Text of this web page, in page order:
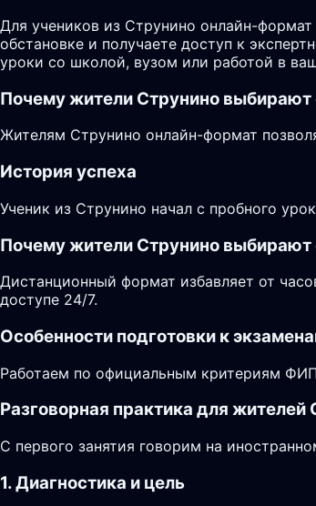
Для учеников из Струнино онлайн-
обстановке и получаете доступ к
уроки со школой, вузом или работой в
Почему жители Струнино выбирают
Жителям Струнино онлайн-формат
История успеха
Ученик из Струнино начал с пробного
Почему жители Струнино выбирают
Дистанционный формат избавляет от
доступе 24/7.
Особенности подготовки к
Работаем по официальным критериям
Разговорная практика для жителей
С первого занятия говорим на
1. Диагностика и цель